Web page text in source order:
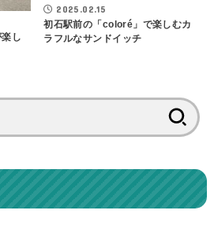
し
2025.02.15
初石駅前の「coloré」で楽しむカ
ラフルなサンドイッチ
索: